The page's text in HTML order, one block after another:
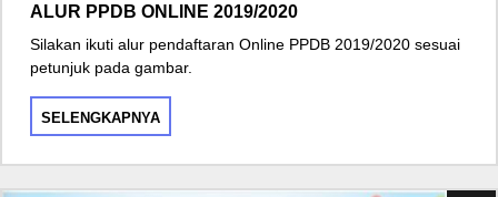
ALUR PPDB ONLINE 2019/2020
Silakan ikuti alur pendaftaran Online PPDB 2019/2020 sesuai
petunjuk pada gambar.
SELENGKAPNYA